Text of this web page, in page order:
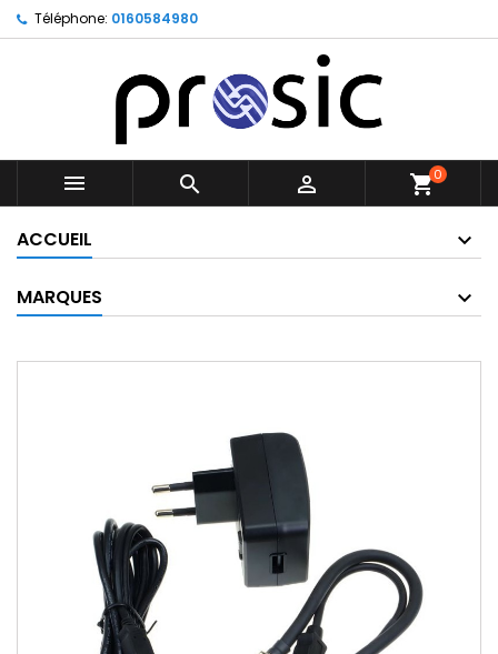
Téléphone: 0160584980
   shopping_cart0
ACCUEIL
MARQUES